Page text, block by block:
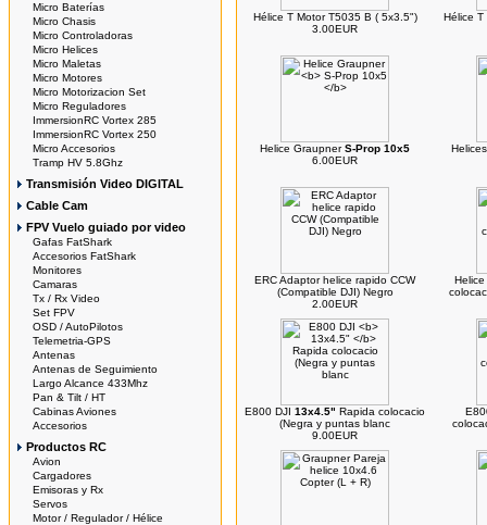
Micro Baterías
Micro Chasis
Micro Controladoras
Micro Helices
Micro Maletas
Micro Motores
Micro Motorizacion Set
Micro Reguladores
ImmersionRC Vortex 285
ImmersionRC Vortex 250
Micro Accesorios
Tramp HV 5.8Ghz
Transmisión Video DIGITAL
Cable Cam
FPV Vuelo guiado por video
Gafas FatShark
Accesorios FatShark
Monitores
Camaras
Tx / Rx Video
Set FPV
OSD / AutoPilotos
Telemetria-GPS
Antenas
Antenas de Seguimiento
Largo Alcance 433Mhz
Pan & Tilt / HT
Cabinas Aviones
Accesorios
Productos RC
Avion
Cargadores
Emisoras y Rx
Servos
Motor / Regulador / Hélice
Hélice T Motor T5035 B ( 5x3.5")
3.00EUR
Hélice T
Helice GraupnerS-Prop 10x5
6.00EUR
ERC Adaptor helice rapido CCW
(Compatible DJI) Negro
2.00EUR
E800 DJI 13x4.5" Rapida colocacio
(Negra y puntas blanc
9.00EUR